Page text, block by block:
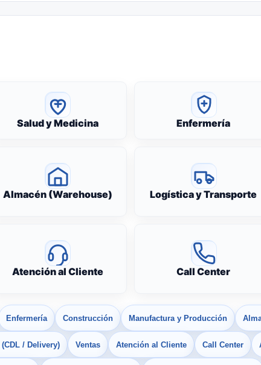
Salud y Medicina Enfermería
Almacén (Warehouse) Logística y Transporte
Atención al Cliente Call Center
Enfermería Construcción Manufactura y Producción
/ Delivery) Ventas Atención al Cliente Call Center